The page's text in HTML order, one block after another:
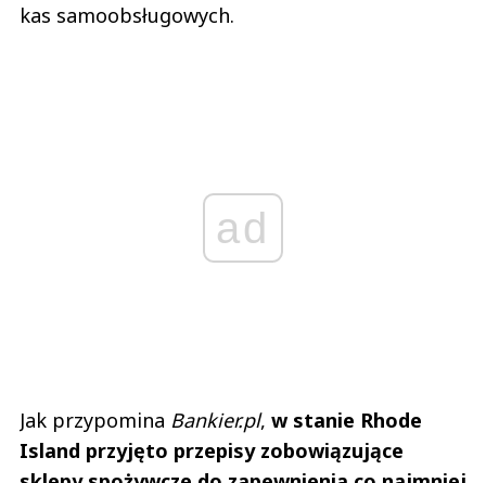
kas samoobsługowych.
ad
Jak przypomina Bankier.pl, w stanie Rhode
Island przyjęto przepisy zobowiązujące